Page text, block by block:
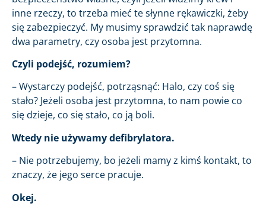
inne rzeczy, to trzeba mieć te słynne rękawiczki, żeby
się zabezpieczyć. My musimy sprawdzić tak naprawdę
dwa parametry, czy osoba jest przytomna.
Czyli podejść, rozumiem?
– Wystarczy podejść, potrząsnąć: Halo, czy coś się
stało? Jeżeli osoba jest przytomna, to nam powie co
się dzieje, co się stało, co ją boli.
Wtedy nie używamy defibrylatora.
– Nie potrzebujemy, bo jeżeli mamy z kimś kontakt, to
znaczy, że jego serce pracuje.
Okej.